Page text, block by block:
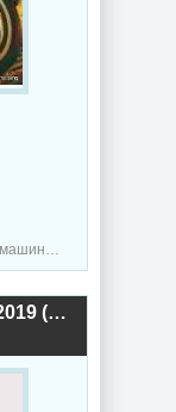
2019 года
K-Pop Melon Top 100 21.05.2019 (2019) торрент